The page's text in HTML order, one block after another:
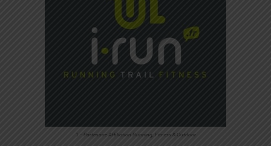
1 – Partenaire Affiliation Running, Fitness & Outdoor